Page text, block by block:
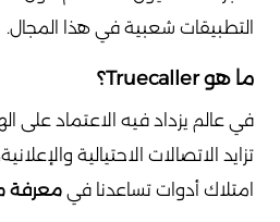
التطبيقات شعبية في هذا المجال.
ما هو Truecaller؟
في عالم يزداد فيه الاعتماد على
تزايد الاتصالات الاحتيالية
امتلاك أدوات تساعدنا في معرفة